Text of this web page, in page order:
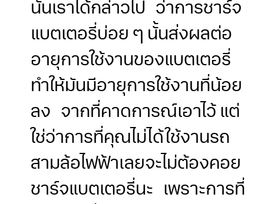
นั้นเราได้กล่าวไป ว่าการชาร์จ
แบตเตอรี่บ่อย ๆ นั้นส่งผลต่อ
อายุการใช้งานของแบตเตอรี่
ทำให้มันมีอายุการใช้งานที่น้อย
ลง จากที่คาดการณ์เอาไว้ แต่
ใช่ว่าการที่คุณไม่ได้ใช้งานรถ
สามล้อไฟฟ้าเลยจะไม่ต้องคอย
ชาร์จแบตเตอรี่นะ เพราะการที่